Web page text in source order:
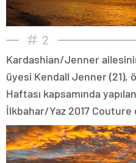
2
Kardashian/Jenner
üyesi Kendall Jenner (21),
Haftası kapsamında
İlkbahar/Yaz 2017 Couture